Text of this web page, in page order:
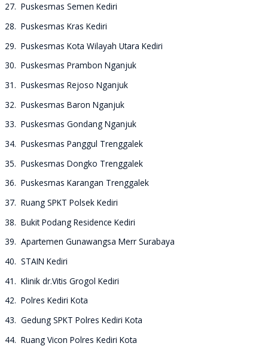
27. Puskesmas Semen Kediri
28. Puskesmas Kras Kediri
29. Puskesmas Kota Wilayah Utara Kediri
30. Puskesmas Prambon Nganjuk
31. Puskesmas Rejoso Nganjuk
32. Puskesmas Baron Nganjuk
33. Puskesmas Gondang Nganjuk
34. Puskesmas Panggul Trenggalek
35. Puskesmas Dongko Trenggalek
36. Puskesmas Karangan Trenggalek
37. Ruang SPKT Polsek Kediri
38. Bukit Podang Residence Kediri
39. Apartemen Gunawangsa Merr Surabaya
40. STAIN Kediri
41. Klinik dr.Vitis Grogol Kediri
42. Polres Kediri Kota
43. Gedung SPKT Polres Kediri Kota
44. Ruang Vicon Polres Kediri Kota